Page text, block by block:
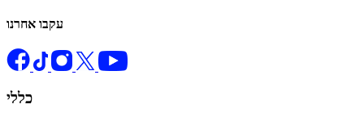
עקבו אחרנו
כללי